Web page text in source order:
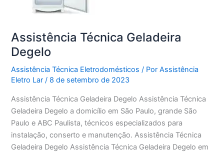
Assistência Técnica Geladeira
Degelo
Assistência Técnica Eletrodomésticos / PorAssistência
Eletro Lar/ 8 de setembro de 2023
Assistência Técnica Geladeira Degelo Assistência Técnica
Geladeira Degelo a domicílio em São Paulo, grande São
Paulo e ABC Paulista, técnicos especializados para
instalação, conserto e manutenção. Assistência Técnica
Geladeira Degelo Assistência Técnica Geladeira Degelo em